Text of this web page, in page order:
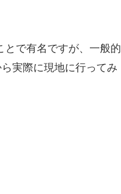
とで有名ですが、一般的
実際に現地に行ってみ